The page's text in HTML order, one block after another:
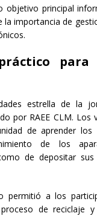
objetivo principal
la importancia de
para
estrella de la
por RAEE CLM. Los
de aprender los
de los
de depositar sus
permitió a los
de reciclaje